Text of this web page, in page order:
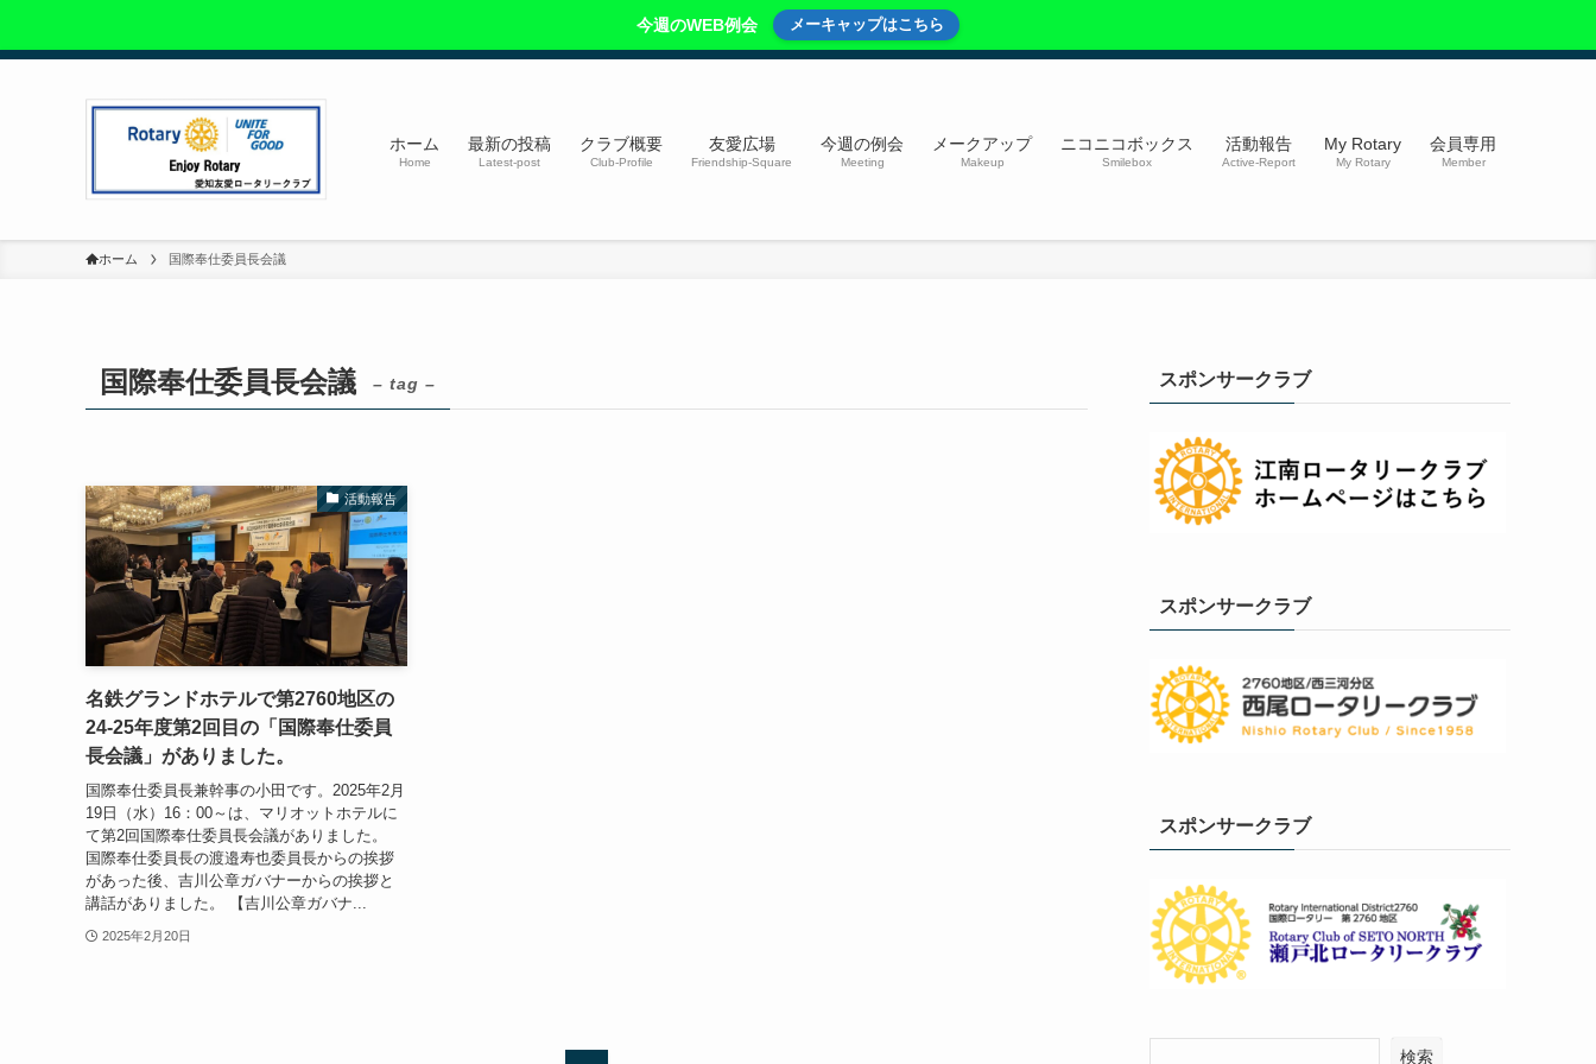
今週のWEB例会 メーキャップはこちら
ホーム
Home
最新の投稿
Latest-post
クラブ概要
Club-Profile
友愛広場
Friendship-Square
今週の例会
Meeting
メークアップ
Makeup
ニコニコボックス
Smilebox
活動報告
Active-Report
My Rotary
My Rotary
会員専用
Member
ホーム 国際奉仕委員長会議
国際奉仕委員長会議 – tag –
活動報告
名鉄グランドホテルで第2760地区の
24-25年度第2回目の「国際奉仕委員
長会議」がありました。
国際奉仕委員長兼幹事の小田です。2025年2月
19日（水）16：00～は、マリオットホテルに
て第2回国際奉仕委員長会議がありました。
国際奉仕委員長の渡邉寿也委員長からの挨拶
があった後、吉川公章ガバナーからの挨拶と
講話がありました。 【吉川公章ガバナ...
2025年2月20日
スポンサークラブ
スポンサークラブ
スポンサークラブ
検索